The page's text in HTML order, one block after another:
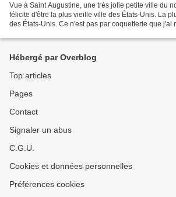
Vue à Saint Augustine, une très jolie petite ville du
félicite d'être la plus vieille ville des États-Unis. La
des États-Unis. Ce n'est pas par coquetterie que j'ai
Hébergé par Overblog
Top articles
Pages
Contact
Signaler un abus
C.G.U.
Cookies et données personnelles
Préférences cookies